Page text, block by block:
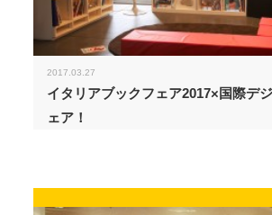
2017.03.27
イタリアブックフェア2017×国際デ
ェア！